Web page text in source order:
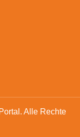
Alle Rechte